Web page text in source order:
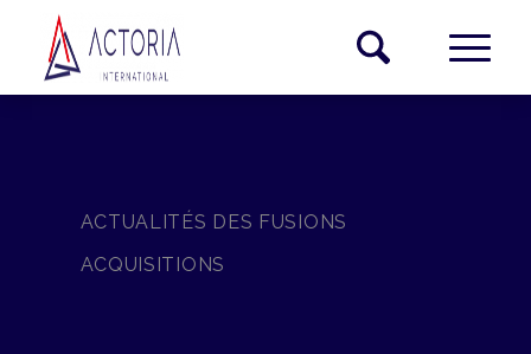
ACTUALITÉS DES FUSIONS
ACQUISITIONS